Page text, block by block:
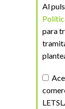
Al
para